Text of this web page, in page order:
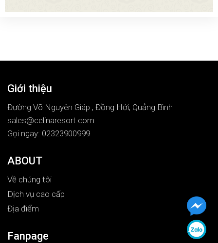
Giới thiệu
Đường Võ Nguyên Giáp , Đồng Hới, Quảng Bình
sales@celinaresort.com
Gọi ngay: 02323900999
ABOUT
Về chúng tôi
Dịch vụ cao cấp
Địa điểm
Fanpage